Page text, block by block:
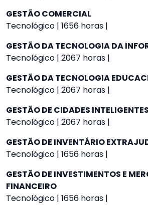
GESTÃO COMERCIAL
Tecnológico | 1656 horas |
GESTÃO DA TECNOLOGIA DA
Tecnológico | 2067 horas |
GESTÃO DA TECNOLOGIA
Tecnológico | 2067 horas |
GESTÃO DE CIDADES
Tecnológico | 2067 horas |
GESTÃO DE INVENTÁRIO
Tecnológico | 1656 horas |
GESTÃO DE INVESTIMENTOS E
FINANCEIRO
Tecnológico | 1656 horas |